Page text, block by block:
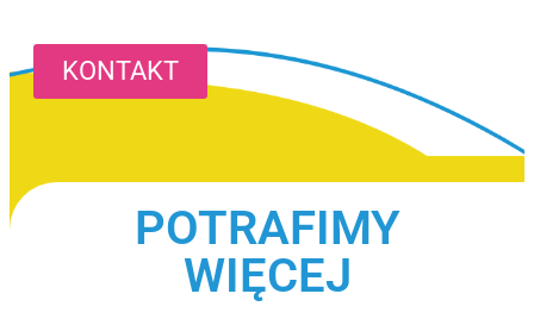
KONTAKT
POTRAFIMY
WIĘCEJ